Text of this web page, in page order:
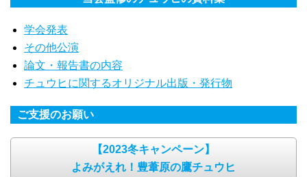
学会発表
その他公演
論文・報告書の内容
チュウヒに関するオリジナル出版・発行物
ご支援のお願い
【2023冬キャンペーン】
よみがえれ！豊葦原の鷹チュウヒ